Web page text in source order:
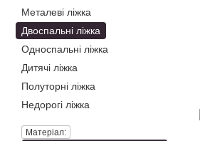
Металеві ліжка
Двоспальні ліжка
Односпальні ліжка
Дитячі ліжка
Полуторні ліжка
Недорогі ліжка
Матеріал: